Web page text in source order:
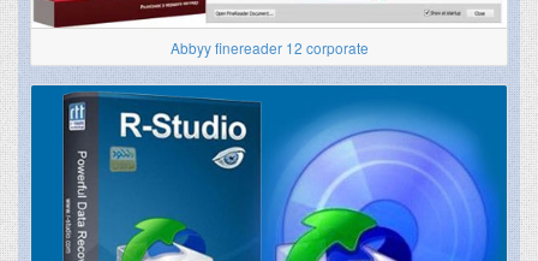
Abbyy finereader 12 corporate